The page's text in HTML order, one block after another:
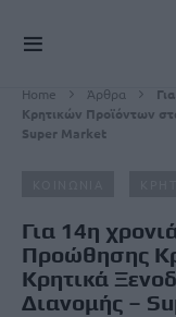
Home Άρθρα
Κρητικών Προϊόντων
Super Market
Για 14η
Προώθησης
Κρητικά
Διανομής –